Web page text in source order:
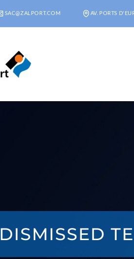
SAC@ZALPORT.COM AV. PORTS
DISMISSED